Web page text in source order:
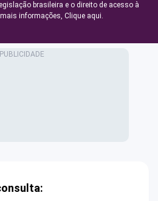
brasileira e o direito de acesso à
informações, Clique aqui.